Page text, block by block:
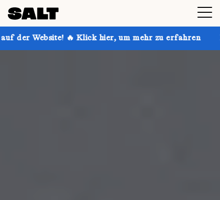
Klick hier, um mehr zu erfahren Hol dir bis zu 30